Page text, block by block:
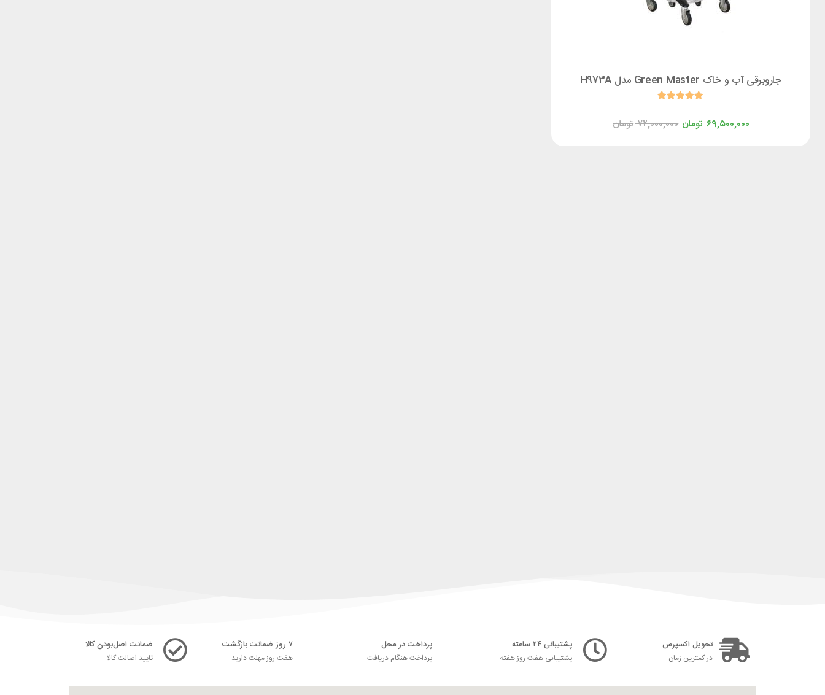
جاروبرقی آب و خاک Green Master مدل H973A
تومان۷۲,۰۰۰,۰۰۰ تومان ۶۹,۵۰۰,۰۰۰
تحویل اکسپرس
در کمترین زمان
پشتیبانی ۲۴ ساعته
پشتیبانی هفت روز هفته
پرداخت در محل
پرداخت هنگام دریافت
۷ روز ضمانت بازگشت
هفت روز مهلت دارید
ضمانت اصل‌بودن کالا
تایید اصالت کالا